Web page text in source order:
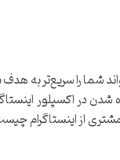
شما را سریع‌تر
شدن در اکسپلور
از اینستاگرام